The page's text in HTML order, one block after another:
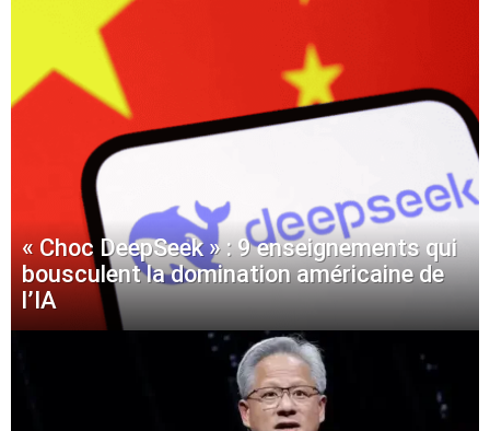
« Choc DeepSeek » : 9 enseignements qui
bousculent la domination américaine de
l’IA